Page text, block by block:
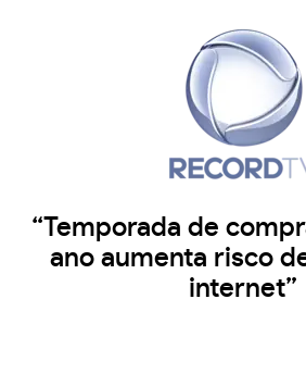
“Temporada de
ano aumenta risco
internet”